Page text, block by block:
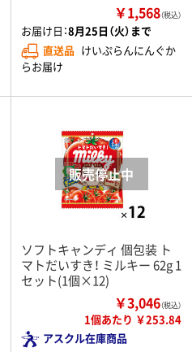
￥1,568（税込）
お届け日：8月25日（火）まで
直送品 けいぷらんにんぐか
らお届け
ソフトキャンディ 個包装 ト
マトだいすき！ ミルキー 62g 1
セット(1個×12)
￥3,046（税込）
1個あたり ￥253.84
アスクル在庫商品